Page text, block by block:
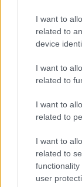
I want to
related to
device
I want to
related to
I want to
related to
I want to
related to
user
Condividi